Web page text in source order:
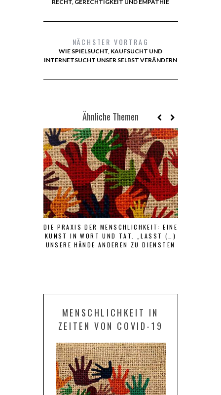
RECHT, GERECHTIGKEIT UND EMPATHIE
NÄCHSTER VORTRAG
WIE SPIELSUCHT, KAUFSUCHT UND
INTERNETSUCHT UNSER SELBST VERÄNDERN
Ähnliche Themen
DIE PRAXIS DER MENSCHLICHKEIT: EINE
KUNST IN WORT UND TAT. „LASST (…)
UNSERE HÄNDE ANDEREN ZU DIENSTEN
MENSCHLICHKEIT IN
ZEITEN VON COVID-19